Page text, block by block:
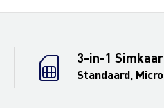
3-in-1
Standaard,